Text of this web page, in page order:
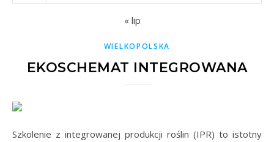
« lip
WIELKOPOLSKA
EKOSCHEMAT INTEGROWANA
Szkolenie z integrowanej produkcji roślin (IPR) to istotny